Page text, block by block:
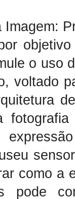
Imagem:
o uso
voltado
como a